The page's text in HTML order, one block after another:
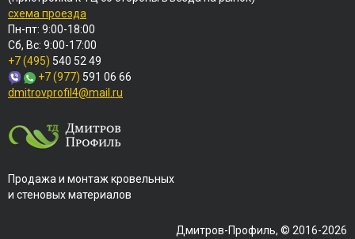
схема проезда
Пн-пт: 9:00-18:00
Сб, Вс: 9:00-17:00
+7 (495) 540 52 49
+7 (977) 591 06 66
dmitrovprofil4@mail.ru
Продажа и монтаж кровельных
и стеновых материалов
Дмитров-Профиль, © 2016-2026